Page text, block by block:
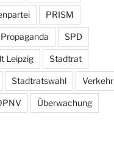
PRISM
Propaganda SPD
Leipzig Stadtrat
Stadtratswahl Verkehr
Überwachung